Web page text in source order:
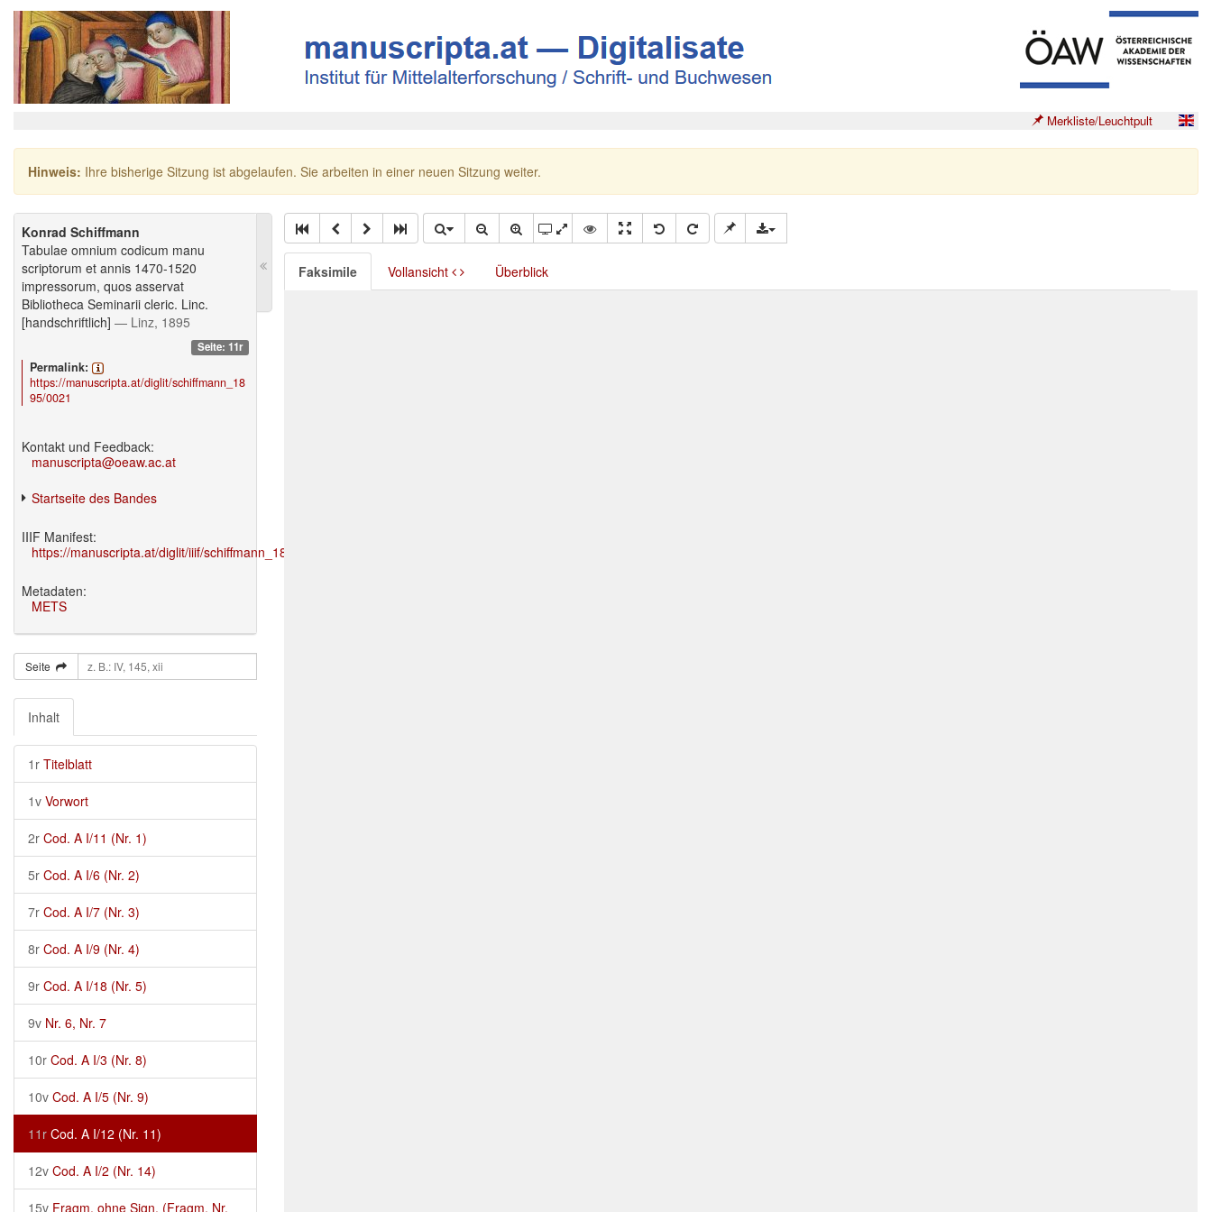
Merkliste/Leuchtpult
Hinweis: Ihre bisherige Sitzung ist abgelaufen. Sie arbeiten in einer neuen Sitzung weiter.
Konrad Schiffmann
Tabulae omnium codicum manu
scriptorum et annis 1470-1520
impressorum, quos asservat
Bibliotheca Seminarii cleric. Linc.
[handschriftlich] — Linz, 1895
Seite: 11r
Permalink:
https://manuscripta.at/diglit/schiffmann_18
95/0021
Kontakt und Feedback:
manuscripta@oeaw.ac.at
Startseite des Bandes
IIIF Manifest:
https://manuscripta.at/diglit/iiif/schiffmann_1895/manifest.json
Metadaten:
METS
Seite
Inhalt
1r Titelblatt
1v Vorwort
2r Cod. A I/11 (Nr. 1)
5r Cod. A I/6 (Nr. 2)
7r Cod. A I/7 (Nr. 3)
8r Cod. A I/9 (Nr. 4)
9r Cod. A I/18 (Nr. 5)
9v Nr. 6, Nr. 7
10r Cod. A I/3 (Nr. 8)
10v Cod. A I/5 (Nr. 9)
11r Cod. A I/12 (Nr. 11)
12v Cod. A I/2 (Nr. 14)
15v Fragm. ohne Sign. (Fragm. Nr.
Faksimile Vollansicht Überblick